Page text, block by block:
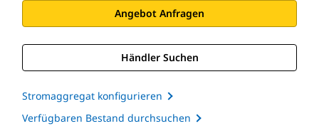
Angebot Anfragen
Händler Suchen
Stromaggregat konfigurieren
Verfügbaren Bestand durchsuchen